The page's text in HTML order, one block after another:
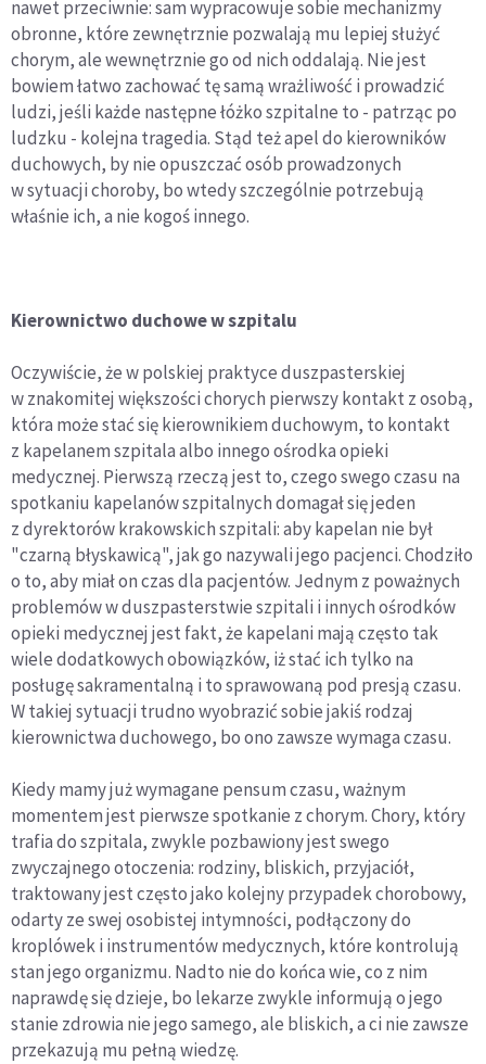
nawet przeciwnie: sam wypracowuje sobie mechanizmy
obronne, które zewnętrznie pozwalają mu lepiej służyć
chorym, ale wewnętrznie go od nich oddalają. Nie jest
bowiem łatwo zachować tę samą wrażliwość i prowadzić
ludzi, jeśli każde następne łóżko szpitalne to - patrząc po
ludzku - kolejna tragedia. Stąd też apel do kierowników
duchowych, by nie opuszczać osób prowadzonych
w sytuacji choroby, bo wtedy szczególnie potrzebują
właśnie ich, a nie kogoś innego.
Kierownictwo duchowe w szpitalu
Oczywiście, że w polskiej praktyce duszpasterskiej
w znakomitej większości chorych pierwszy kontakt z osobą,
która może stać się kierownikiem duchowym, to kontakt
z kapelanem szpitala albo innego ośrodka opieki
medycznej. Pierwszą rzeczą jest to, czego swego czasu na
spotkaniu kapelanów szpitalnych domagał się jeden
z dyrektorów krakowskich szpitali: aby kapelan nie był
"czarną błyskawicą", jak go nazywali jego pacjenci. Chodziło
o to, aby miał on czas dla pacjentów. Jednym z poważnych
problemów w duszpasterstwie szpitali i innych ośrodków
opieki medycznej jest fakt, że kapelani mają często tak
wiele dodatkowych obowiązków, iż stać ich tylko na
posługę sakramentalną i to sprawowaną pod presją czasu.
W takiej sytuacji trudno wyobrazić sobie jakiś rodzaj
kierownictwa duchowego, bo ono zawsze wymaga czasu.
Kiedy mamy już wymagane pensum czasu, ważnym
momentem jest pierwsze spotkanie z chorym. Chory, który
trafia do szpitala, zwykle pozbawiony jest swego
zwyczajnego otoczenia: rodziny, bliskich, przyjaciół,
traktowany jest często jako kolejny przypadek chorobowy,
odarty ze swej osobistej intymności, podłączony do
kroplówek i instrumentów medycznych, które kontrolują
stan jego organizmu. Nadto nie do końca wie, co z nim
naprawdę się dzieje, bo lekarze zwykle informują o jego
stanie zdrowia nie jego samego, ale bliskich, a ci nie zawsze
przekazują mu pełną wiedzę.